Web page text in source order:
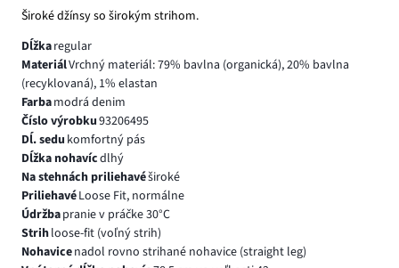
Široké džínsy so širokým strihom.
Dĺžkaregular
MateriálVrchný materiál: 79% bavlna (organická), 20% bavlna
(recyklovaná), 1% elastan
Farbamodrá denim
Číslo výrobku93206495
Dĺ. sedu komfortný pás
Dĺžka nohavícdlhý
Na stehnách priliehavéširoké
PriliehavéLoose Fit, normálne
Údržbapranie v práčke 30°C
Strihloose-fit (voľný strih)
Nohavicenadol rovno strihané nohavice (straight leg)